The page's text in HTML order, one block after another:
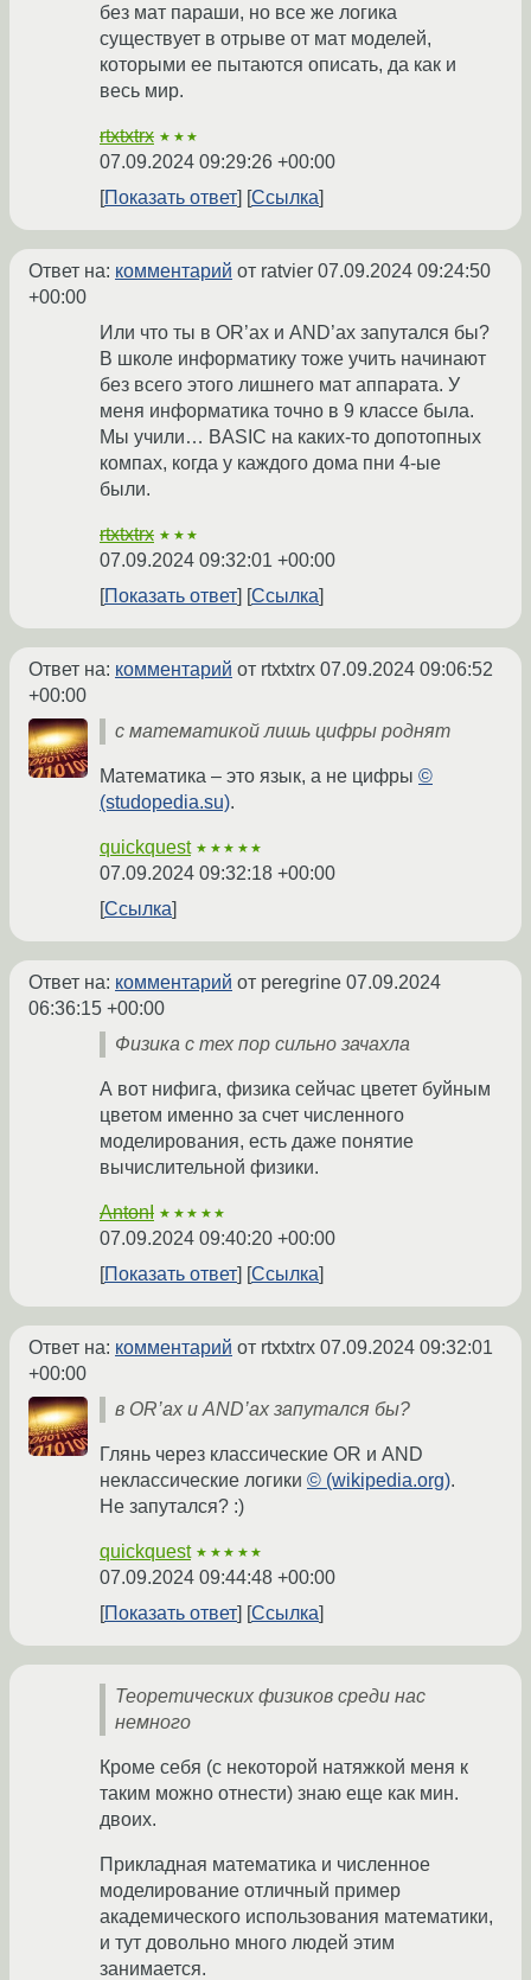
без мат параши, но все же логика
существует в отрыве от мат моделей,
которыми ее пытаются описать, да как и
весь мир.
rtxtxtrx ★★★
07.09.2024 09:29:26 +00:00
Показать ответ
Ссылка
Ответ на: комментарий от ratvier 07.09.2024 09:24:50
+00:00
Или что ты в OR’ах и AND’ах запутался бы?
В школе информатику тоже учить начинают
без всего этого лишнего мат аппарата. У
меня информатика точно в 9 классе была.
Мы учили… BASIC на каких-то допотопных
компах, когда у каждого дома пни 4-ые
были.
rtxtxtrx ★★★
07.09.2024 09:32:01 +00:00
Показать ответ
Ссылка
Ответ на: комментарий от rtxtxtrx 07.09.2024 09:06:52
+00:00
с математикой лишь цифры роднят
Математика – это язык, а не цифры ©
(studopedia.su).
quickquest ★★★★★
07.09.2024 09:32:18 +00:00
Ссылка
Ответ на: комментарий от peregrine 07.09.2024
06:36:15 +00:00
Физика с тех пор сильно зачахла
А вот нифига, физика сейчас цветет буйным
цветом именно за счет численного
моделирования, есть даже понятие
вычислительной физики.
AntonI ★★★★★
07.09.2024 09:40:20 +00:00
Показать ответ
Ссылка
Ответ на: комментарий от rtxtxtrx 07.09.2024 09:32:01
+00:00
в OR’ах и AND’ах запутался бы?
Глянь через классические OR и AND
неклассические логики © (wikipedia.org).
Не запутался? :)
quickquest ★★★★★
07.09.2024 09:44:48 +00:00
Показать ответ
Ссылка
Теоретических физиков среди нас
немного
Кроме себя (с некоторой натяжкой меня к
таким можно отнести) знаю еще как мин.
двоих.
Прикладная математика и численное
моделирование отличный пример
академического использования математики,
и тут довольно много людей этим
занимается.